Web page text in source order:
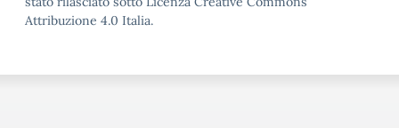
Attribuzione 4.0 Italia.